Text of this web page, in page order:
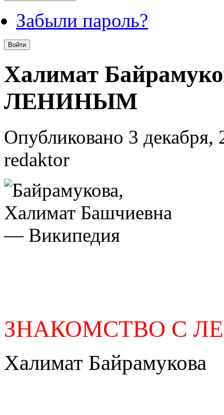
Забыли пароль?
Халимат
ЛЕНИНЫМ
Опубликовано 3 декабря,
redaktor
ЗНАКОМСТВО С
Халимат Байрамукова